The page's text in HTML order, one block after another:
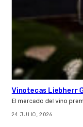
Vinotecas Liebherr
El mercado del vino
24 JULIO, 2026